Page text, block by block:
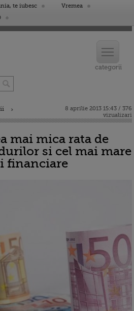
te iubesc
Vremea
8 aprilie 2013 15:43 / 376
vizualizari
mai mica rata de
si cel mai mare
financiare